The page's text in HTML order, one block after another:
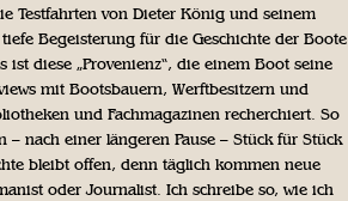
Testfahrten von Dieter König und seinem
Begeisterung für die Geschichte der Boote
diese „Provenienz“, die einem Boot seine
mit Bootsbauern, Werftbesitzern und
und Fachmagazinen recherchiert. So
nach einer längeren Pause – Stück für Stück
bleibt offen, denn täglich kommen neue
oder Journalist. Ich schreibe so, wie ich